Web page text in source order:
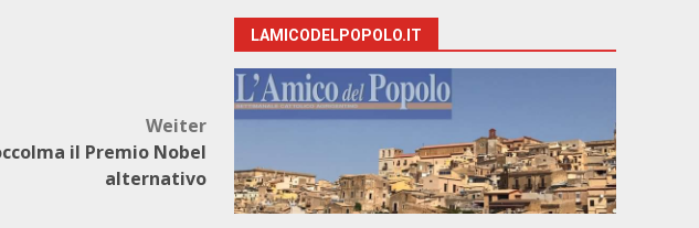
Weiter
il Premio Nobel
alternativo
LAMICODELPOPOLO.IT